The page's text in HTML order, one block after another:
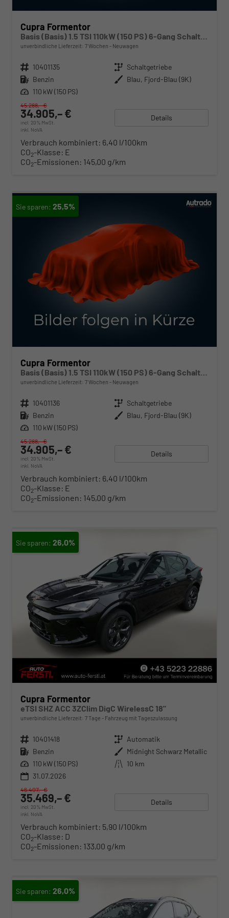
Cupra Formentor
Basis (Basis) 1.5 TSI 110kW (150 PS) 6-Gang Schaltgetriebe
unverbindliche Lieferzeit: 7 Wochen Neuwagen
Fahrzeugnr. 10401135 Getriebe Schaltgetriebe
Kraftstoff Benzin Außenfarbe Blau, Fjord-Blau (9K)
Leistung 110 kW (150 PS)
34.905,– €
incl. 20% MwSt.
inkl. NoVA
45.288,– €
Details
Verbrauch kombiniert: 6,40 l/100km
CO2-Klasse: E
CO2-Emissionen: 145,00 g/km
25,5%
Cupra Formentor
Basis (Basis) 1.5 TSI 110kW (150 PS) 6-Gang Schaltgetriebe
unverbindliche Lieferzeit: 7 Wochen Neuwagen
Fahrzeugnr. 10401136 Getriebe Schaltgetriebe
Kraftstoff Benzin Außenfarbe Blau, Fjord-Blau (9K)
Leistung 110 kW (150 PS)
34.905,– €
incl. 20% MwSt.
inkl. NoVA
45.288,– €
Details
Verbrauch kombiniert: 6,40 l/100km
CO2-Klasse: E
CO2-Emissionen: 145,00 g/km
26,0%
Cupra Formentor
eTSI SHZ ACC 3ZClim DigC WirelessC 18"
unverbindliche Lieferzeit: 7 Tage Fahrzeug mit Tageszulassung
Fahrzeugnr. 10401418 Getriebe Automatik
Kraftstoff Benzin Außenfarbe Midnight Schwarz Metallic
Leistung 110 kW (150 PS) Kilometerstand 10 km
31.07.2026
35.469,– €
incl. 20% MwSt.
inkl. NoVA
46.407,– €
Details
Verbrauch kombiniert: 5,90 l/100km
CO2-Klasse: D
CO2-Emissionen: 133,00 g/km
26,0%